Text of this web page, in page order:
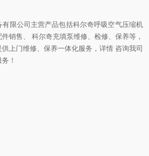
限公司主营产品包括科尔奇呼吸空气压缩机
销售、 科尔奇充填泵维修、检修、保养等，
上门维修、保养一体化服务，详情 咨询我司
！